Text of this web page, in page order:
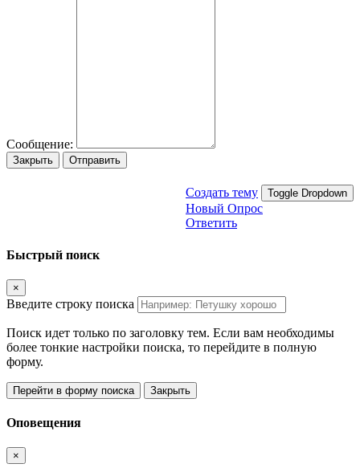
Сообщение:
Закрыть Отправить
Создать тему Toggle Dropdown
Новый Опрос
Ответить
Быстрый поиск
×
Введите строку поиска
Поиск идет только по заголовку тем. Если вам необходимы
более тонкие настройки поиска, то перейдите в полную
форму.
Перейти в форму поиска Закрыть
Оповещения
×